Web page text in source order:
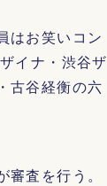
はお笑いコン
イナ・渋谷ザ
古谷経衡の六
査を行う。